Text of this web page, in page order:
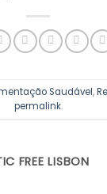
Saudável,
permalink.
FREE LISBON